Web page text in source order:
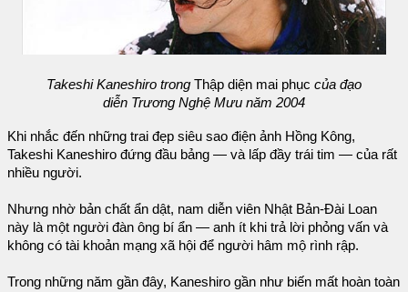
Takeshi Kaneshiro trong Thập diện mai phục của đạo
diễn Trương Nghệ Mưu năm 2004
Khi nhắc đến những trai đẹp siêu sao điện ảnh Hồng Kông,
Takeshi Kaneshiro đứng đầu bảng — và lấp đầy trái tim — của rất
nhiều người.
Nhưng nhờ bản chất ẩn dật, nam diễn viên Nhật Bản-Đài Loan
này là một người đàn ông bí ẩn — anh ít khi trả lời phỏng vấn và
không có tài khoản mạng xã hội để người hâm mộ rình rập.
Trong những năm gần đây, Kaneshiro gần như biến mất hoàn toàn